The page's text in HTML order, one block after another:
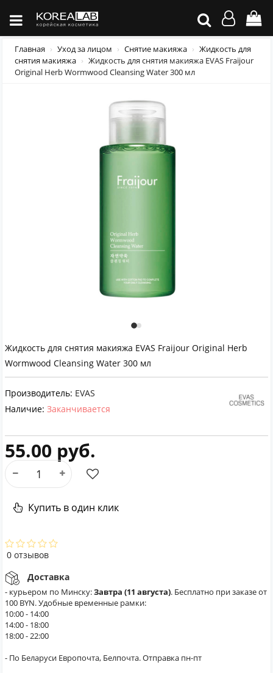
Главная Уход за лицом Снятие макияжа
Жидкость для
снятия макияжа
Жидкость для снятия макияжа EVAS Fraijour
Original Herb Wormwood Cleansing Water 300 мл
Жидкость для снятия макияжа EVAS Fraijour Original Herb
Wormwood Cleansing Water 300 мл
Производитель: EVAS
Наличие: Заканчивается
55.00 руб.
Купить в один клик
0 отзывов
Доставка
- курьером по Минску:Завтра (11 августа). Бесплатно при заказе от
100 BYN. Удобные временные рамки:
10:00 - 14:00
14:00 - 18:00
18:00 - 22:00
- По Беларуси Европочта, Белпочта. Отправка пн-пт